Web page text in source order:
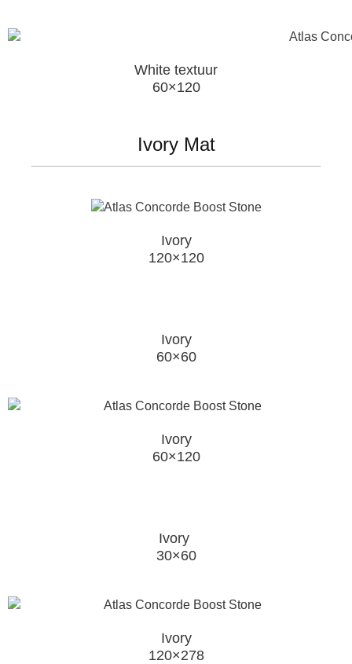
White textuur
60×120
Ivory Mat
Ivory
120×120
Ivory
60×60
Ivory
60×120
Ivory
30×60
Ivory
120×278